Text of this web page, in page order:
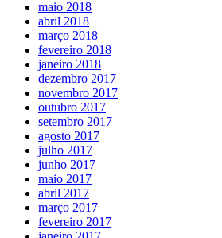
maio 2018
abril 2018
março 2018
fevereiro 2018
janeiro 2018
dezembro 2017
novembro 2017
outubro 2017
setembro 2017
agosto 2017
julho 2017
junho 2017
maio 2017
abril 2017
março 2017
fevereiro 2017